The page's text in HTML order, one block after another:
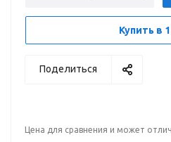
Купить в
Поделиться
Цена для сравнения и может